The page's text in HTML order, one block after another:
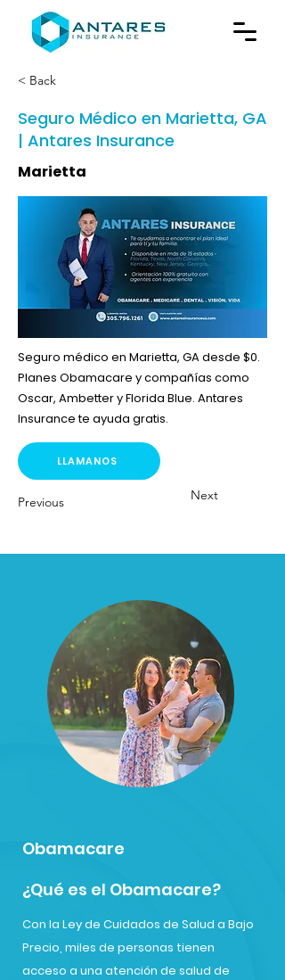
< Back
Seguro Médico en Marietta, GA
| Antares Insurance
Marietta
Seguro médico en Marietta, GA desde $0.
Planes Obamacare y compañías como
Oscar, Ambetter y Florida Blue. Antares
Insurance te ayuda gratis.
LLAMANOS
Previous Next
Obamacare
¿Qué es el Obamacare?
Con la Ley de Cuidados de Salud a Bajo
Precio, miles de personas tienen
acceso a una atención de salud de